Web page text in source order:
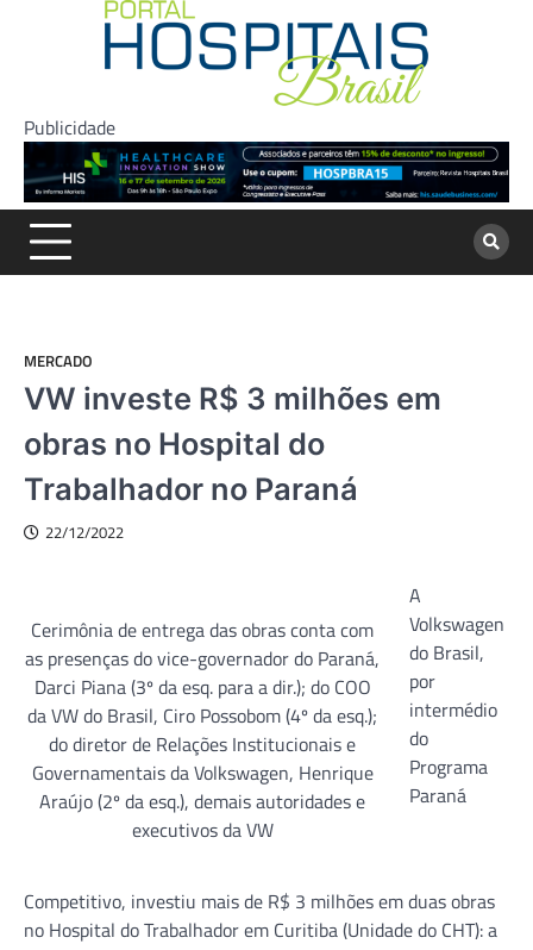
Publicidade
MERCADO
VW investe R$ 3 milhões em
obras no Hospital do
Trabalhador no Paraná
22/12/2022
Cerimônia de entrega das obras conta com
as presenças do vice-governador do Paraná,
Darci Piana (3º da esq. para a dir.); do COO
da VW do Brasil, Ciro Possobom (4º da esq.);
do diretor de Relações Institucionais e
Governamentais da Volkswagen, Henrique
Araújo (2º da esq.), demais autoridades e
executivos da VW
A
Volkswagen
do Brasil,
por
intermédio
do
Programa
Paraná
Competitivo, investiu mais de R$ 3 milhões em duas obras
no Hospital do Trabalhador em Curitiba (Unidade do CHT): a